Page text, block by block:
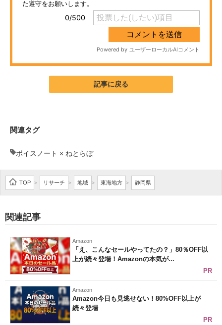
進化するPCとデバイスの未来
AI活用のいまが分かる
企業向けIT製品の総合サイト
製造業のIT導入・活用を支援
モノづくり技術者専門サイト
エレクトロニクス専門サイト
電子設計の基本と応用
エネルギーの専門メディア
記事に戻る
関連タグ
ボイスノート × ねとらぼ
TOP > リサーチ > 地域 > 東海地方 > 静岡県
関連記事
Amazon
「え、こんなセールやってたの？」80％OFF以
上が続々登場！Amazonの本気が...
PR
Amazon
Amazon今日も見逃せない！80%OFF以上が
続々登場
PR